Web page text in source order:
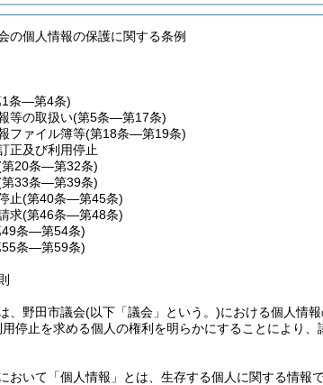
の個人情報の保護に関する条例
1条―第4条)
等の取扱い(第5条―第17条)
ファイル簿等(第18条―第19条)
正及び利用停止
20条―第32条)
33条―第39条)
止(第40条―第45条)
求(第46条―第48条)
49条―第54条)
55条―第59条)
、野田市議会(以下「議会」という。)における個人情
停止を求める個人の権利を明らかにすることにより
おいて「個人情報」とは、生存する個人に関する情報で